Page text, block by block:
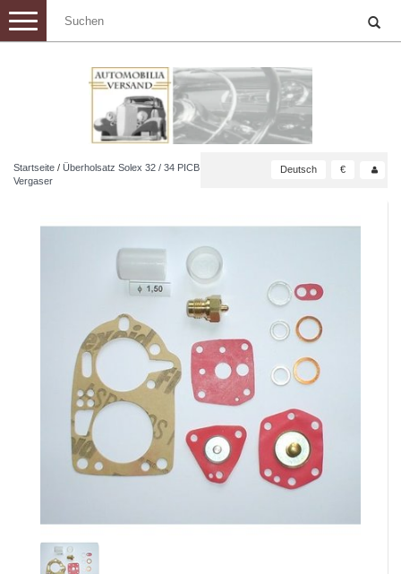
Toggle
navigation
Startseite / Überholsatz Solex 32 / 34 PICB
Vergaser
Deutsch €